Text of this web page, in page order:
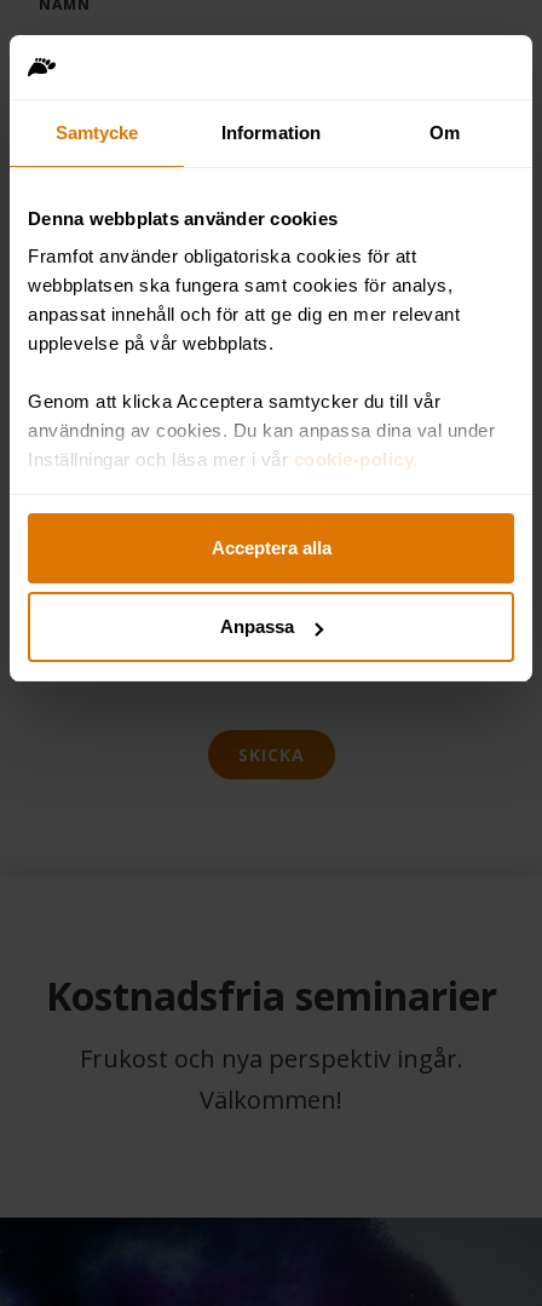
Samtycke Information Om
Denna webbplats använder cookies
Framfot använder obligatoriska cookies för att
webbplatsen ska fungera samt cookies för analys,
anpassat innehåll och för att ge dig en mer relevant
upplevelse på vår webbplats.
Genom att klicka Acceptera samtycker du till vår
användning av cookies. Du kan anpassa dina val under
Inställningar och läsa mer i vår cookie-policy.
Acceptera alla
Anpassa
NAMN
FÖRETAG
E-POST
ÖVRIGA ÖNSKEMÅL
När du fyller i din e-postadress samtycker du till att
dina uppgifter behandlas enligt
integritetspolicy.
SKICKA
Kostnadsfria seminarier
Frukost och nya perspektiv ingår.
Välkommen!